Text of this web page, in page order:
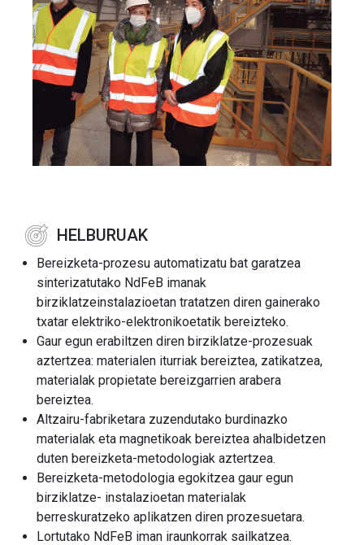
HELBURUAK
Bereizketa-prozesu automatizatu bat garatzea
sinterizatutako NdFeB imanak
birziklatzeinstalazioetan tratatzen diren gainerako
txatar elektriko-elektronikoetatik bereizteko.
Gaur egun erabiltzen diren birziklatze-prozesuak
aztertzea: materialen iturriak bereiztea, zatikatzea,
materialak propietate bereizgarrien arabera
bereiztea.
Altzairu-fabriketara zuzendutako burdinazko
materialak eta magnetikoak bereiztea ahalbidetzen
duten bereizketa-metodologiak aztertzea.
Bereizketa-metodologia egokitzea gaur egun
birziklatze- instalazioetan materialak
berreskuratzeko aplikatzen diren prozesuetara.
Lortutako NdFeB iman iraunkorrak sailkatzea.